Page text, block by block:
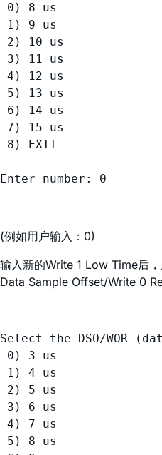
0) 8 us
1) 9 us
2) 10 us
3) 11 us
4) 12 us
5) 13 us
6) 14 us
7) 15 us
8) EXIT
(例如用户输入：0)
输入新的Write 1 Low Time后
Data Sample Offset/Write 0
Select the DSO/WOR
0) 3 us
1) 4 us
2) 5 us
3) 6 us
4) 7 us
5) 8 us